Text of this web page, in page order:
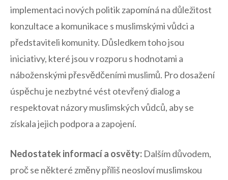
implementaci nových ‍politik zapomíná na důležitost
konzultace a komunikace ‌s muslimskými vůdci a
‍představiteli ‌komunity. Důsledkem toho jsou
iniciativy, které jsou v rozporu ⁤s hodnotami a
náboženskými přesvědčeními muslimů. Pro dosažení
úspěchu je nezbytné vést otevřený​ dialog a
‍respektovat‍ názory muslimských vůdců, aby se
získala jejich podpora‍ a‌ zapojení.
Nedostatek informací a osvěty: Dalším důvodem, ​
proč se některé změny‌ příliš ⁢neosloví muslimskou